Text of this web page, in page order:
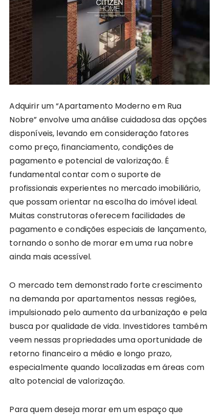
Adquirir um “Apartamento Moderno em Rua
Nobre” envolve uma análise cuidadosa das opções
disponíveis, levando em consideração fatores
como preço, financiamento, condições de
pagamento e potencial de valorização. É
fundamental contar com o suporte de
profissionais experientes no mercado imobiliário,
que possam orientar na escolha do imóvel ideal.
Muitas construtoras oferecem facilidades de
pagamento e condições especiais de lançamento,
tornando o sonho de morar em uma rua nobre
ainda mais acessível.
O mercado tem demonstrado forte crescimento
na demanda por apartamentos nessas regiões,
impulsionado pelo aumento da urbanização e pela
busca por qualidade de vida. Investidores também
veem nessas propriedades uma oportunidade de
retorno financeiro a médio e longo prazo,
especialmente quando localizadas em áreas com
alto potencial de valorização.
Para quem deseja morar em um espaço que